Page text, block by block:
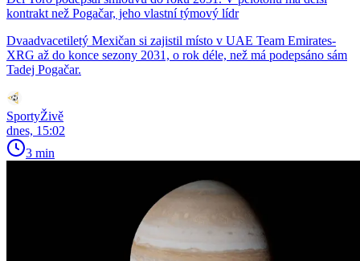
kontrakt než Pogačar, jeho vlastní týmový lídr
Dvaadvacetiletý Mexičan si zajistil místo v UAE Team Emirates-
XRG až do konce sezony 2031, o rok déle, než má podepsáno sám
Tadej Pogačar.
SportyŽivě
dnes, 15:02
3 min